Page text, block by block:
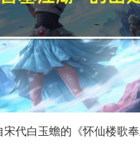
宋代白玉蟾的《怀仙楼歌